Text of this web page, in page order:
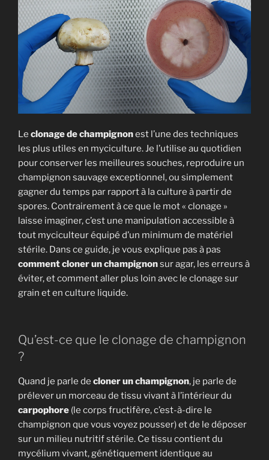
Le clonage de champignonest l’une des techniques
les plus utiles en myciculture. Je l’utilise au quotidien
pour conserver les meilleures souches, reproduire un
champignon sauvage exceptionnel, ou simplement
gagner du temps par rapport à la culture à partir de
spores. Contrairement à ce que le mot « clonage »
laisse imaginer, c’est une manipulation accessible à
tout myciculteur équipé d’un minimum de matériel
stérile. Dans ce guide, je vous explique pas à pas
comment cloner un champignonsur agar, les erreurs à
éviter, et comment aller plus loin avec le clonage sur
grain et en culture liquide.
Qu’est-ce que le clonage de champignon
?
Quand je parle de cloner un champignon, je parle de
prélever un morceau de tissu vivant à l’intérieur du
carpophore (le corps fructifère, c’est-à-dire le
champignon que vous voyez pousser) et de le déposer
sur un milieu nutritif stérile. Ce tissu contient du
mycélium vivant, génétiquement identique au